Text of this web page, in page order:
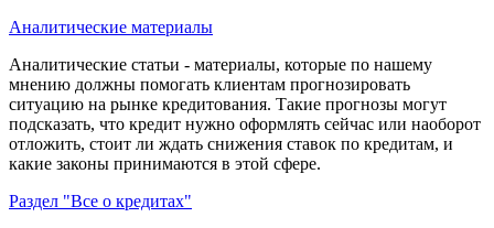
Аналитические материалы
Аналитические статьи - материалы, которые по нашему
мнению должны помогать клиентам прогнозировать
ситуацию на рынке кредитования. Такие прогнозы могут
подсказать, что кредит нужно оформлять сейчас или наоборот
отложить, стоит ли ждать снижения ставок по кредитам, и
какие законы принимаются в этой сфере.
Раздел "Все о кредитах"